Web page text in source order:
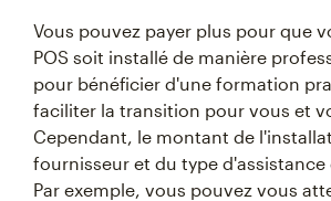
Vous pouvez payer plus pour que
POS soit installé de manière
pour bénéficier d'une formation
faciliter la transition pour vous et
Cependant, le montant de
fournisseur et du type
Par exemple, vous pouvez vous